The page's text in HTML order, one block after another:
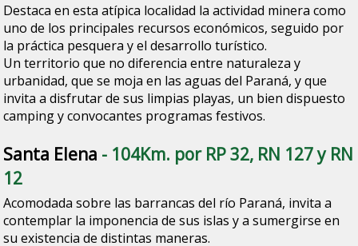
Destaca en esta atípica localidad la actividad minera como
uno de los principales recursos económicos, seguido por
la práctica pesquera y el desarrollo turístico.
Un territorio que no diferencia entre naturaleza y
urbanidad, que se moja en las aguas del Paraná, y que
invita a disfrutar de sus limpias playas, un bien dispuesto
camping y convocantes programas festivos.
Santa Elena - 104Km. por RP 32, RN 127 y RN
12
Acomodada sobre las barrancas del río Paraná, invita a
contemplar la imponencia de sus islas y a sumergirse en
su existencia de distintas maneras.